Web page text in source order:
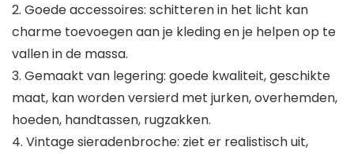
2. Goede accessoires: schitteren in het licht kan
charme toevoegen aan je kleding en je helpen op te
vallen in de massa.
3. Gemaakt van legering: goede kwaliteit, geschikte
maat, kan worden versierd met jurken, overhemden,
hoeden, handtassen, rugzakken.
4. Vintage sieradenbroche: ziet er realistisch uit,